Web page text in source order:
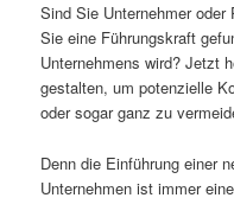
Sind Sie Unternehmer oder
Sie eine Führungskraft
Unternehmens wird? Jetzt
gestalten, um potenzielle
oder sogar ganz zu
Denn die Einführung einer
Unternehmen ist immer